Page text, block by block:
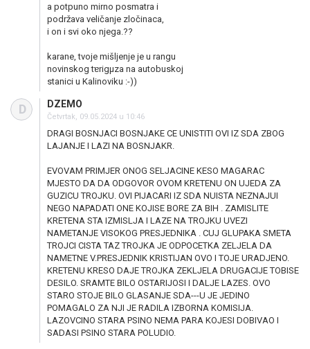
a potpuno mirno posmatra i
podržava veličanje zločinaca,
i on i svi oko njega.??
karane, tvoje mišljenje je u rangu
novinskog tɐrigμza na autobuskoj
stanici u Kalinoviku :-))
D DZEMO
Četvrtak, 09.05.2024 u 10:46
DRAGI BOSNJACI BOSNJAKE CE UNISTITI OVI IZ SDA ZBOG
LAJANJE I LAZI NA BOSNJAKR.
EVOVAM PRIMJER ONOG SELJACINE KESO MAGARAC
MJESTO DA DA ODGOVOR OVOM KRETENU ON UJEDA ZA
GUZICU TROJKU. OVI PIJACARI IZ SDA NUISTA NEZNAJUI
NEGO NAPADATI ONE KOJISE BORE ZA BIH . ZAMISLITE
KRETENA STA IZMISLJA I LAZE NA TROJKU UVEZI
NAMETANJE VISOKOG PRESJEDNIKA . CUJ GLUPAKA SMETA
TROJCI CISTA TAZ TROJKA JE ODPOCETKA ZELJELA DA
NAMETNE V.PRESJEDNIK KRISTIJAN OVO I TOJE URADJENO.
KRETENU KRESO DAJE TROJKA ZEKLJELA DRUGACIJE TOBISE
DESILO. SRAMTE BILO OSTARIJOSI I DALJE LAZES. OVO
STARO STOJE BILO GLASANJE SDA---U JE JEDINO
POMAGALO ZA NJI JE RADILA IZBORNA KOMISIJA.
LAZOVCINO STARA PSINO NEMA PARA KOJESI DOBIVAO I
SADASI PSINO STARA POLUDIO.